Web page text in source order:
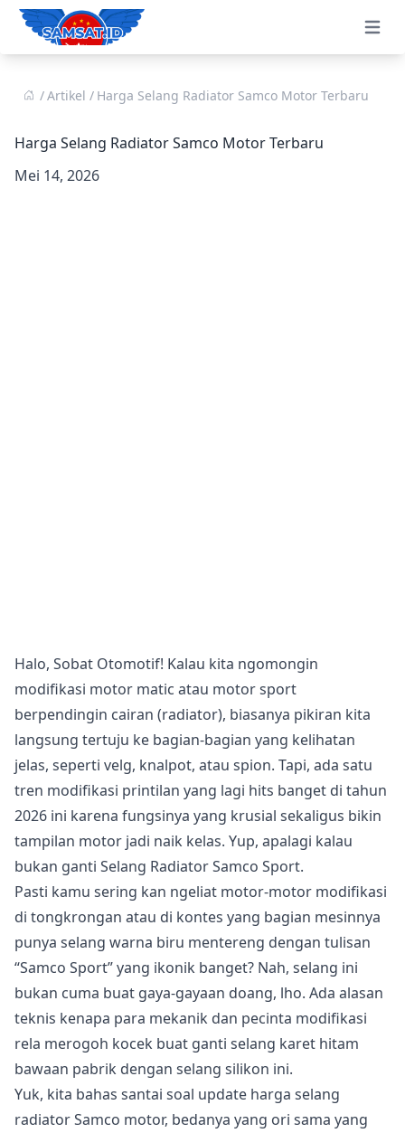
Open
Artikel Harga Selang Radiator Samco Motor Terbaru
Harga Selang Radiator Samco Motor Terbaru
Mei 14, 2026
Halo, Sobat Otomotif! Kalau kita ngomongin
modifikasi motor matic atau motor sport
berpendingin cairan (radiator), biasanya pikiran kita
langsung tertuju ke bagian-bagian yang kelihatan
jelas, seperti velg, knalpot, atau spion. Tapi, ada satu
tren modifikasi printilan yang lagi hits banget di tahun
2026 ini karena fungsinya yang krusial sekaligus bikin
tampilan motor jadi naik kelas. Yup, apalagi kalau
bukan ganti Selang Radiator Samco Sport.
Pasti kamu sering kan ngeliat motor-motor modifikasi
di tongkrongan atau di kontes yang bagian mesinnya
punya selang warna biru mentereng dengan tulisan
“Samco Sport” yang ikonik banget? Nah, selang ini
bukan cuma buat gaya-gayaan doang, lho. Ada alasan
teknis kenapa para mekanik dan pecinta modifikasi
rela merogoh kocek buat ganti selang karet hitam
bawaan pabrik dengan selang silikon ini.
Yuk, kita bahas santai soal update harga selang
radiator Samco motor, bedanya yang ori sama yang